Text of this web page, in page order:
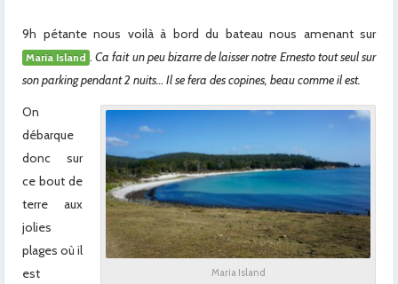
9h pétante nous voilà à bord du bateau nous amenant sur
Maria Island .Ca fait un peu bizarre de laisser notre Ernesto tout seul sur
son parking pendant 2 nuits… Il se fera des copines, beau comme il est.
Maria Island
On
débarque
donc sur
ce bout de
terre aux
jolies
plages où il
est